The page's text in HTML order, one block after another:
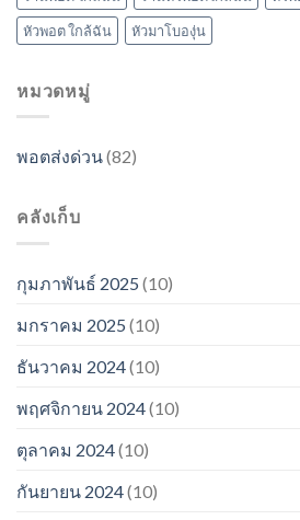
หัวพอต ใกล้ฉัน
หัวมาโบองุ่น
หมวดหมู่
พอตส่งด่วน(82)
คลังเก็บ
กุมภาพันธ์ 2025 (10)
มกราคม 2025 (10)
ธันวาคม 2024(10)
พฤศจิกายน 2024(10)
ตุลาคม 2024(10)
กันยายน 2024(10)